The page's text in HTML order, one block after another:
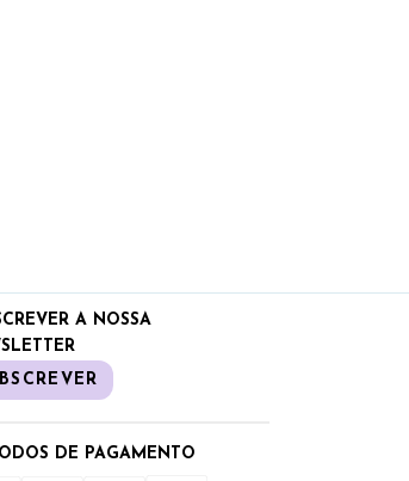
A NOSSA
DE PAGAMENTO